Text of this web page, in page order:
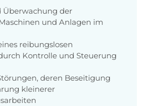
Überwachung der
und Anlagen im
reibungslosen
Kontrolle und Steuerung
deren Beseitigung
kleinerer